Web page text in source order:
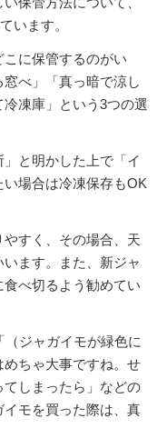
います。
に保管するのがい
べ」「真っ暗で涼し
凍庫」という3つの選
と明かした上で「イ
場合は冷凍保存もOK
すく、その場合、天
ます。また、新ジャ
べ切るよう勧めてい
ジャガイモが緑色に
ちゃ大事ですね。せ
しまったら」などの
モを買った際は、真